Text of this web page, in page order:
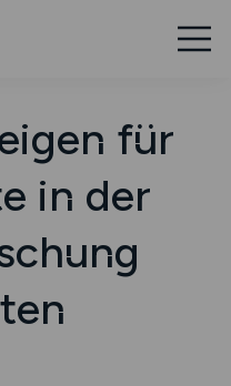
für
in der